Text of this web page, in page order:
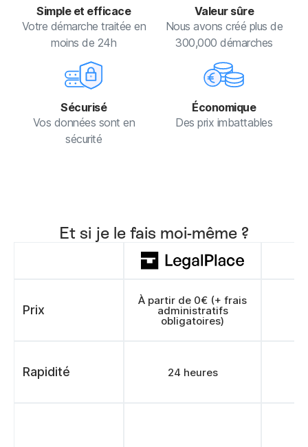
Simple et efficace
Votre démarche traitée en
moins de 24h
Valeur sûre
Nous avons créé plus de
300,000 démarches
Sécurisé
Vos données sont en
sécurité
Économique
Des prix imbattables
Et si je le fais moi-même ?
Prix
À partir de 0€ (+ frais
administratifs
obligatoires)
Rapidité 24 heures